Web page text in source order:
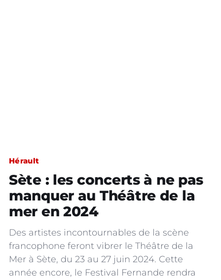
Hérault
Sète : les concerts à ne pas
manquer au Théâtre de la
mer en 2024
Des artistes incontournables de la scène
francophone feront vibrer le Théâtre de la
Mer à Sète, du 23 au 27 juin 2024. Cette
année encore, le Festival Fernande rendra